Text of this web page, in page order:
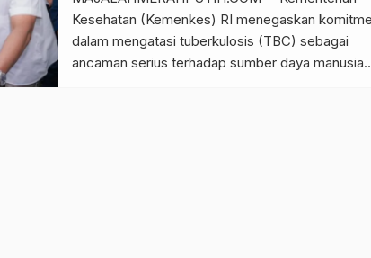
Kesehatan (Kemenkes) RI menegaskan
dalam mengatasi tuberkulosis (TBC) sebagai
ancaman serius terhadap sumber daya manusia